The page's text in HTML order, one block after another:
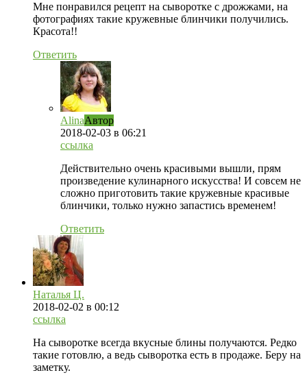
Мне понравился рецепт на сыворотке с дрожжами, на
фотографиях такие кружевные блинчики получились.
Красота!!
Ответить
AlinaАвтор
2018-02-03 в 06:21
ссылка
Действительно очень красивыми вышли, прям
произведение кулинарного искусства! И совсем не
сложно приготовить такие кружевные красивые
блинчики, только нужно запастись временем!
Ответить
Наталья Ц.
2018-02-02 в 00:12
ссылка
На сыворотке всегда вкусные блины получаются. Редко
такие готовлю, а ведь сыворотка есть в продаже. Беру на
заметку.